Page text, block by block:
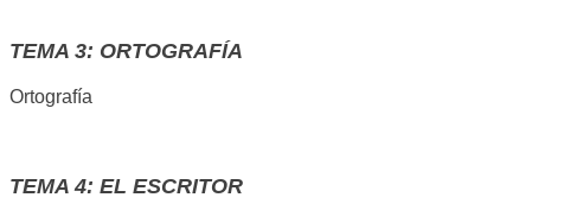
TEMA 3: ORTOGRAFÍA
Ortografía
TEMA 4: EL ESCRITOR